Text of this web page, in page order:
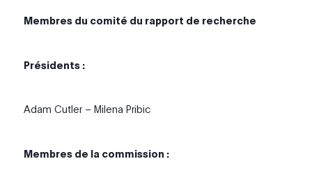
Membres du comité du rapport de recherche
Présidents :
Adam Cutler – Milena Pribic
Membres de la commission :